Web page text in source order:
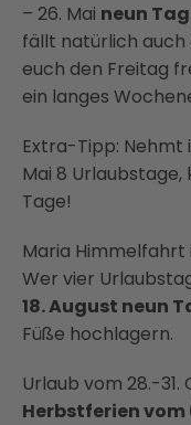
– 26. Mai neun
fällt natürlich auch
euch den Freitag
ein langes
Extra-Tipp: Nehmt
Mai 8
Tage!
Maria Himmelfahrt
Wer vier
18. August neun
Füße hochlagern.
Urlaub vom 28.-
Herbstferien vom